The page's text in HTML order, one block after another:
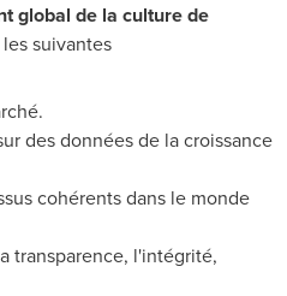
global de la culture de
suivantes
des données de la croissance
cohérents dans le monde
transparence, l'intégrité,